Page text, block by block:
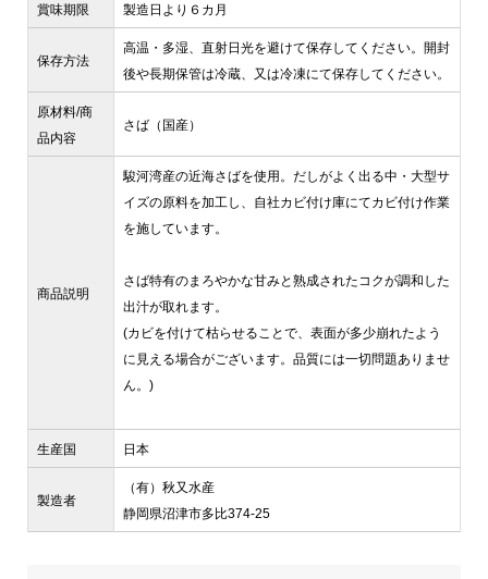
賞味期限 製造日より６カ月
保存方法
高温・多湿、直射日光を避けて保存してください。開封
後や長期保管は冷蔵、又は冷凍にて保存してください。
原材料/商
品内容
さば（国産）
商品説明
駿河湾産の近海さばを使用。だしがよく出る中・大型サ
イズの原料を加工し、自社カビ付け庫にてカビ付け作業
を施しています。
さば特有のまろやかな甘みと熟成されたコクが調和した
出汁が取れます。
(カビを付けて枯らせることで、表面が多少崩れたよう
に見える場合がございます。品質には一切問題ありませ
ん。)
生産国 日本
製造者
（有）秋又水産
静岡県沼津市多比374-25